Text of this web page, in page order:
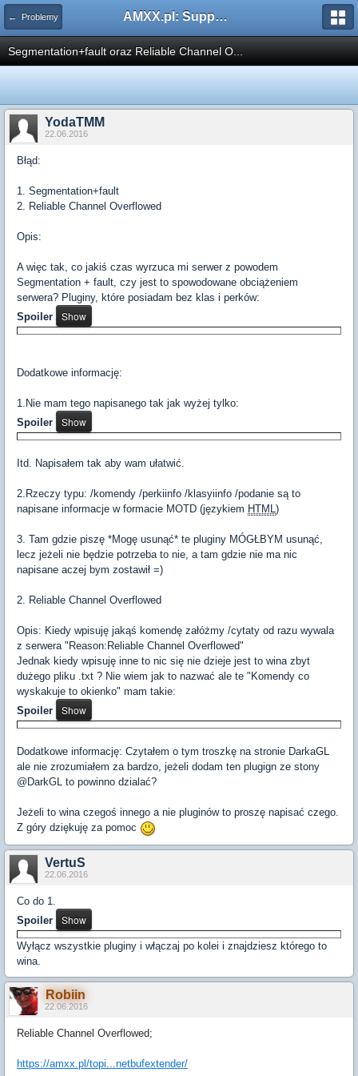
← Problemy AMXX.pl: Support AMX Mod X i SourceMod
Segmentation+fault oraz Reliable Channel O...
YodaTMM
22.06.2016
Błąd:
1. Segmentation+fault
2. Reliable Channel Overflowed
Opis:
A więc tak, co jakiś czas wyrzuca mi serwer z powodem
Segmentation + fault, czy jest to spowodowane obciążeniem
serwera? Pluginy, które posiadam bez klas i perków:
Spoiler
Dodatkowe informację:
1.Nie mam tego napisanego tak jak wyżej tylko:
Spoiler
Itd. Napisałem tak aby wam ułatwić.
2.Rzeczy typu: /komendy /perkiinfo /klasyiinfo /podanie są to
napisane informacje w formacie MOTD (językiem HTML)
3. Tam gdzie piszę *Mogę usunąć* te pluginy MÓGŁBYM usunąć,
lecz jeżeli nie będzie potrzeba to nie, a tam gdzie nie ma nic
napisane aczej bym zostawił =)
2. Reliable Channel Overflowed
Opis: Kiedy wpisuję jakąś komendę załóżmy /cytaty od razu wywala
z serwera "Reason:Reliable Channel Overflowed"
Jednak kiedy wpisuję inne to nic się nie dzieje jest to wina zbyt
dużego pliku .txt ? Nie wiem jak to nazwać ale te "Komendy co
wyskakuje to okienko" mam takie:
Spoiler
Dodatkowe informację: Czytałem o tym troszkę na stronie DarkaGL
ale nie zrozumiałem za bardzo, jeżeli dodam ten plugign ze stony
@DarkGL to powinno dzialać?
Jeżeli to wina czegoś innego a nie pluginów to proszę napisać czego.
Z góry dziękuję za pomoc
VertuS
22.06.2016
Co do 1.
Spoiler
Wyłącz wszystkie pluginy i włączaj po kolei i znajdziesz którego to
wina.
Robiin
22.06.2016
Reliable Channel Overflowed;
https://amxx.pl/topi...netbufextender/